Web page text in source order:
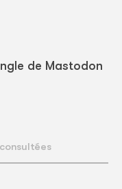
de Mastodon